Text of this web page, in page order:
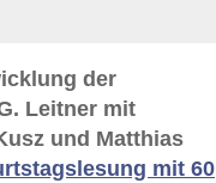
der
Leitner mit
und Matthias
mit 60